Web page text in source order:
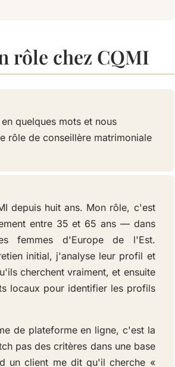
rôle chez CQMI
quelques mots et nous
rôle de conseillère matrimoniale
depuis huit ans. Mon rôle, c'est
entre 35 et 65 ans — dans
femmes d'Europe de l'Est.
initial, j'analyse leur profil et
cherchent vraiment, et ensuite
locaux pour identifier les profils
de plateforme en ligne, c'est la
pas des critères dans une base
un client me dit qu'il cherche «